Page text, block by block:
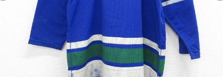
Search by Hotword 今週のHOTワード（7/29〜8/4）
1 Tシャツ USA製 2 映画 3 ミリタリー 4 スターウォーズ
ラルフローレン 6 大きいサイズ 7 アニメ